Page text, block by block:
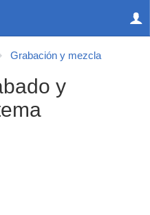
Grabación y mezcla
y